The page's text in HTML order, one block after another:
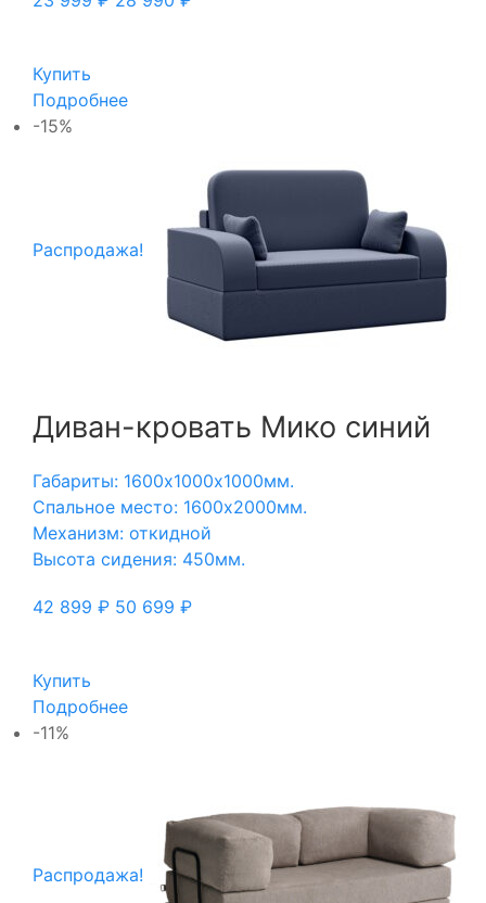
Купить
Подробнее
-15%
Распродажа!
Диван-кровать Мико синий
Габариты: 1600х1000х1000мм.
Спальное место: 1600х2000мм.
Механизм: откидной
Высота сидения: 450мм.
42 899 ₽ 50 699 ₽
Купить
Подробнее
-11%
Распродажа!